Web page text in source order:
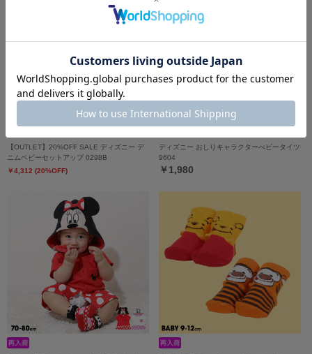
【OUTLET】20%OFF SALE ディズニー デ
ニムベビーセットアップ 0298B
￥4,312 (20%OFF)
ディズニー おしりキャラクターべビータイツ
9604
￥1,980